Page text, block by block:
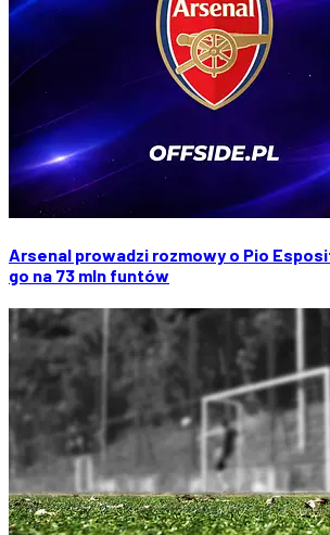
Arsenal prowadzi rozmowy o Pio
go na 73 mln funtów